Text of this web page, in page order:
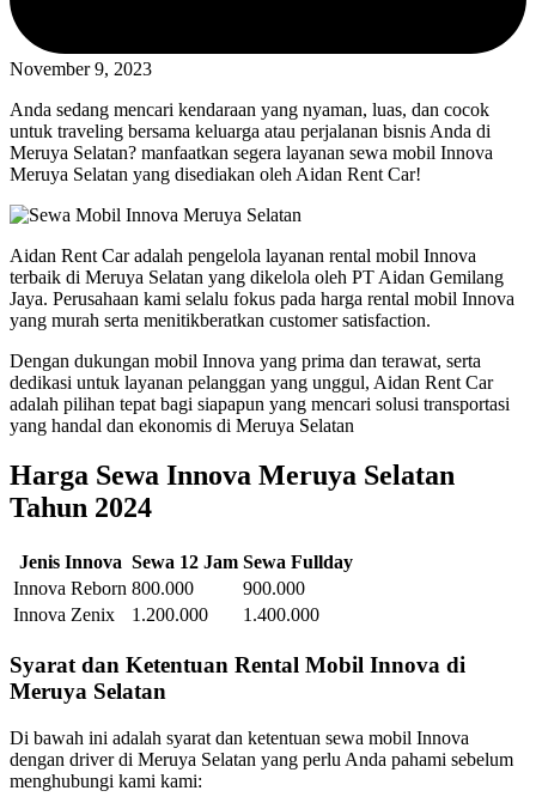
November 9, 2023
Anda sedang mencari kendaraan yang nyaman, luas, dan cocok
untuk traveling bersama keluarga atau perjalanan bisnis Anda di
Meruya Selatan? manfaatkan segera layanan sewa mobil Innova
Meruya Selatan yang disediakan oleh Aidan Rent Car!
Aidan Rent Car adalah pengelola layanan rental mobil Innova
terbaik di Meruya Selatan yang dikelola oleh PT Aidan Gemilang
Jaya. Perusahaan kami selalu fokus pada harga rental mobil Innova
yang murah serta menitikberatkan customer satisfaction.
Dengan dukungan mobil Innova yang prima dan terawat, serta
dedikasi untuk layanan pelanggan yang unggul, Aidan Rent Car
adalah pilihan tepat bagi siapapun yang mencari solusi transportasi
yang handal dan ekonomis di Meruya Selatan
Harga Sewa Innova Meruya Selatan
Tahun 2024
Jenis Innova Sewa 12 Jam Sewa Fullday
Innova Reborn 800.000
900.000
Innova Zenix
1.200.000 1.400.000
Syarat dan Ketentuan Rental Mobil Innova di
Meruya Selatan
Di bawah ini adalah syarat dan ketentuan sewa mobil Innova
dengan driver di Meruya Selatan yang perlu Anda pahami sebelum
menghubungi kami kami: